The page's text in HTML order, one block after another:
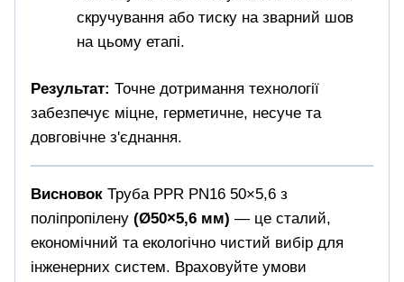
скручування або тиску на зварний шов
на цьому етапі.
Результат: Точне дотримання технології
забезпечує міцне, герметичне, несуче та
довговічне з'єднання.
Висновок Труба PPR PN16 50×5,6 з
поліпропілену (Ø50×5,6 мм) — це сталий,
економічний та екологічно чистий вибір для
інженерних систем. Враховуйте умови